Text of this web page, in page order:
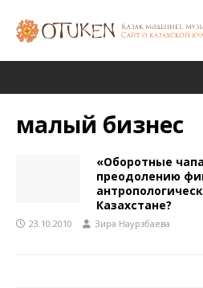
малый бизнес
«Оборотные
преодолению
Казахстане?
23.10.2010 Зира Наурзбаева